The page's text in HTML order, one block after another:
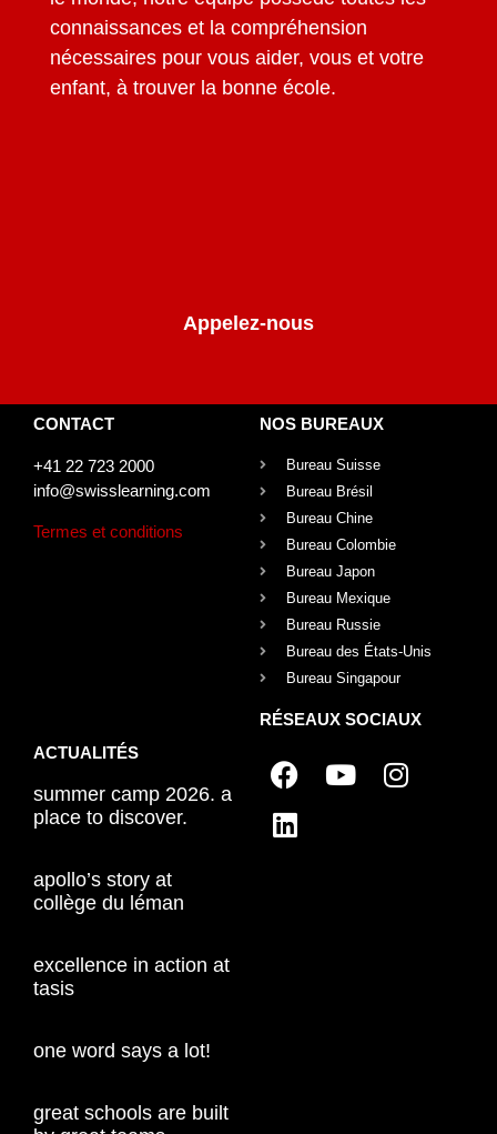
connaissances et la compréhension
nécessaires pour vous aider, vous et votre
enfant, à trouver la bonne école.
Appelez-nous
CONTACT
+41 22 723 2000
info@swisslearning.com
Termes et conditions
NOS BUREAUX
Bureau Suisse
Bureau Brésil
Bureau Chine
Bureau Colombie
Bureau Japon
Bureau Mexique
Bureau Russie
Bureau des États-Unis
Bureau Singapour
ACTUALITÉS
summer camp 2026. a
place to discover.
apollo’s story at
collège du léman
excellence in action at
tasis
one word says a lot!
great schools are built
RÉSEAUX SOCIAUX